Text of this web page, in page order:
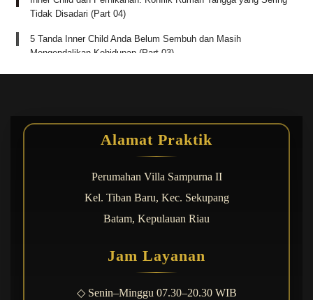
Tidak Disadari (Part 04)
5 Tanda Inner Child Anda Belum Sembuh dan Masih
Mengendalikan Kehidupan (Part 03)
Kerja Keras Tidak Cukup, Anda Harus Kenali Mesin Kecerdasan
Konseling Sangat Penting untuk Kesehatan Mental dan
Alamat Praktik
Perumahan Villa Sampurna II
Kel. Tiban Baru, Kec. Sekupang
Batam, Kepulauan Riau
Jam Layanan
◇ Senin–Minggu 07.30–20.30 WIB